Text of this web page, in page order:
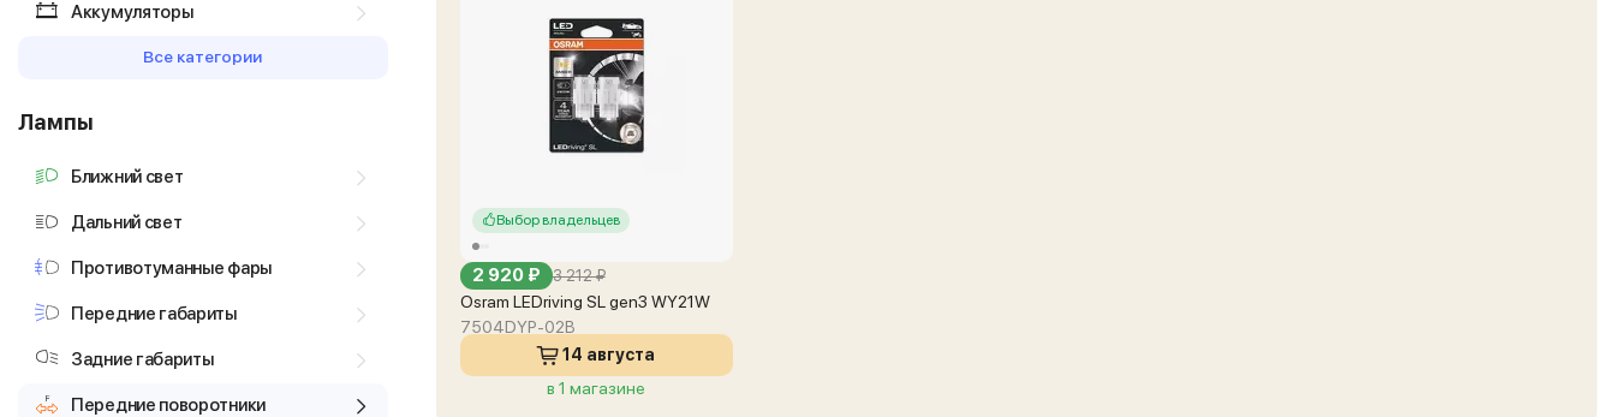
Аккумуляторы
Все категории
Лампы
Ближний свет
Дальний свет
Противотуманные фары
Передние габариты
Задние габариты
Передние поворотники
Выбор владельцев
2 920 ₽ 3 212 ₽
Osram LEDriving SL gen3 WY21W
7504DYP-02B
14 августа
в 1 магазине